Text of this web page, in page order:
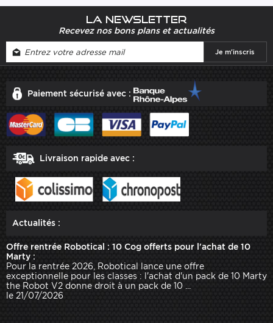
La newsletter
Recevez nos bons plans et actualités
Paiement sécurisé avec :
Livraison rapide avec :
Actualités :
Offre rentrée Robotical : 10 Cog offerts pour l'achat de 10
Marty :
Pour la rentrée 2026, Robotical lance une offre
exceptionnelle pour les classes : l'achat d'un pack de 10 Marty
the Robot V2 donne droit à un pack de 10 ...
le 21/07/2026